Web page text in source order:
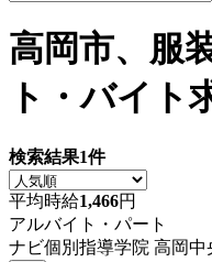
高岡市、服
ト・バイト
検索結果1件
平均時給1,466円
アルバイト・パート
ナビ個別指導学院 高岡中